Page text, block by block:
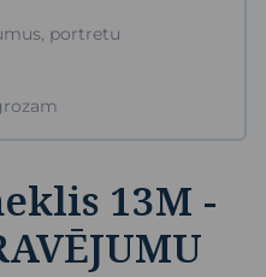
portretu
13M -